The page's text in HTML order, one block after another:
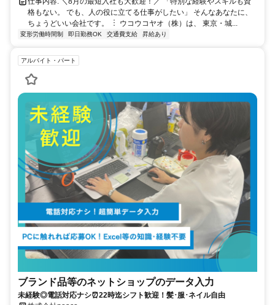
格もない。 でも、人の役に立てる仕事がしたい」 そんなあなたに、
ちょうどいい会社です。 ︙ ウコウコヤオ（株）は、 東京・城...
変形労働時間制 即日勤務OK 交通費支給 昇給あり
アルバイト・パート
ブランド品等のネットショップのデータ入力
未経験◎電話対応ナシ⏰22時迄シフト歓迎！髪･服･ネイル自由